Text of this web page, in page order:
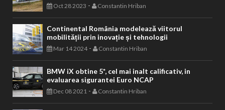
Oct 28 2023 - Constantin Hriban
Continental România modelează viitorul
mobilității prin inovație și tehnologii
Mar 14 2024- Constantin Hriban
BMW iX obtine 5*, cel mai inalt calificativ, in
evaluarea sigurantei Euro NCAP
Dec 08 2021 - Constantin Hriban